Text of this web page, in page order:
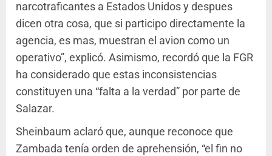
narcotraficantes a Estados Unidos y despues
dicen otra cosa, que si participo directamente la
agencia, es mas, muestran el avion como un
operativo”, explicó. Asimismo, recordó que la FGR
ha considerado que estas inconsistencias
constituyen una “falta a la verdad” por parte de
Salazar.
Sheinbaum aclaró que, aunque reconoce que
Zambada tenía orden de aprehensión, “el fin no